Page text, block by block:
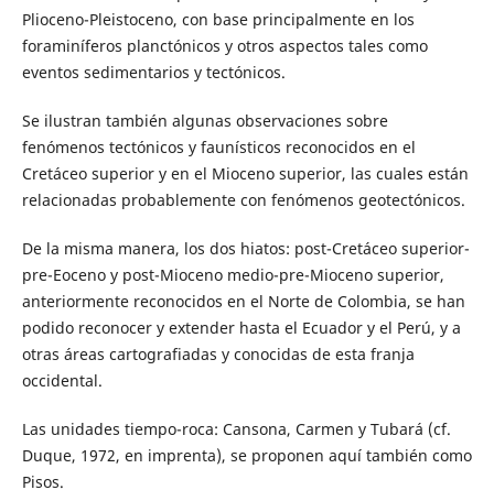
Plioceno-Pleistoceno, con base principalmente en los
foraminíferos planctónicos y otros aspectos tales como
eventos sedimentarios y tectónicos.
Se ilustran también algunas observaciones sobre
fenómenos tectónicos y faunísticos reconocidos en el
Cretáceo superior y en el Mioceno superior, las cuales están
relacionadas probablemente con fenómenos geotectónicos.
De la misma manera, los dos hiatos: post-Cretáceo superior-
pre-Eoceno y post-Mioceno medio-pre-Mioceno superior,
anteriormente reconocidos en el Norte de Colombia, se han
podido reconocer y extender hasta el Ecuador y el Perú, y a
otras áreas cartografiadas y conocidas de esta franja
occidental.
Las unidades tiempo-roca: Cansona, Carmen y Tubará (cf.
Duque, 1972, en imprenta), se proponen aquí también como
Pisos.